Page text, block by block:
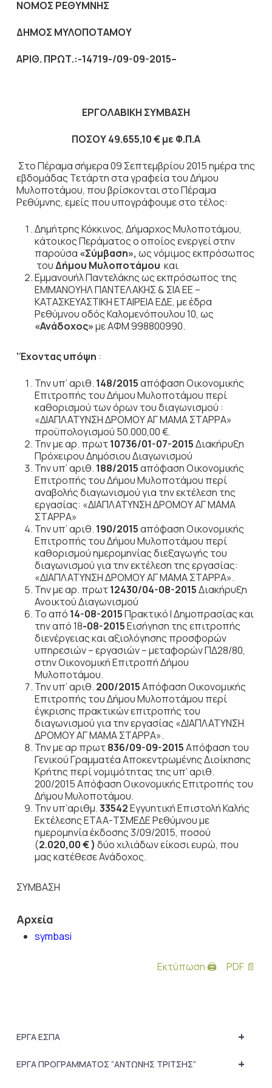
ΝΟΜΟΣ ΡΕΘΥΜΝΗΣ
ΔΗΜΟΣ ΜΥΛΟΠΟΤΑΜΟΥ
ΑΡΙΘ. ΠΡΩΤ.:-14719-/09-09-2015–
ΕΡΓΟΛΑΒΙΚΗ ΣΥΜΒΑΣΗ
ΠΟΣΟΥ49.655,10€ με Φ.Π.Α
Στο Πέραμα σήμερα 09 Σεπτεμβρίου 2015 ημέρα της
εβδομάδας Τετάρτη στα γραφεία του Δήμου
Μυλοποτάμου, που βρίσκονται στο Πέραμα
Ρεθύμνης, εμείς που υπογράφουμε στο τέλος:
Δημήτρης Κόκκινος, Δήμαρχος Μυλοποτάμου,
κάτοικος Περάματος ο οποίος ενεργεί στην
παρούσα «Σύμβαση», ως νόμιμος εκπρόσωπος
τουΔήμου Μυλοποτάμου και
Εμμανουήλ Παντελάκης ως εκπρόσωπος της
ΕΜΜΑΝΟΥΗΛ ΠΑΝΤΕΛΑΚΗΣ & ΣΙΑ ΕΕ –
ΚΑΤΑΣΚΕΥΑΣΤΙΚΗ ΕΤΑΙΡΕΙΑ ΕΔΕ, με έδρα
Ρεθύμνου οδός Καλομενόπουλου 10, ως
«Ανάδοχος»με ΑΦΜ 998800990.
‘Έχοντας υπόψη :
Την υπ’ αριθ. 148/2015απόφαση Οικονομικής
Επιτροπής του Δήμου Μυλοποτάμου περί
καθορισμού των όρων του διαγωνισμού :
«ΔΙΑΠΛΑΤΥΝΣΗ ΔΡΟΜΟΥ ΑΓ ΜΑΜΑ ΣΤΑΡΡΑ»
προϋπολογισμού 50.000,00 €.
Την με αρ. πρωτ10736/01-07-2015Διακήρυξη
Πρόχειρου Δημόσιου Διαγωνισμού
Την υπ’ αριθ. 188/2015απόφαση Οικονομικής
Επιτροπής του Δήμου Μυλοποτάμου περί
αναβολής διαγωνισμού για την εκτέλεση της
εργασίας: «ΔΙΑΠΛΑΤΥΝΣΗ ΔΡΟΜΟΥ ΑΓ ΜΑΜΑ
ΣΤΑΡΡΑ»
Την υπ’ αριθ. 190/2015απόφαση Οικονομικής
Επιτροπής του Δήμου Μυλοποτάμου περί
καθορισμού ημερομηνίας διεξαγωγής του
διαγωνισμού για την εκτέλεση της εργασίας:
«ΔΙΑΠΛΑΤΥΝΣΗ ΔΡΟΜΟΥ ΑΓ ΜΑΜΑ ΣΤΑΡΡΑ».
Την με αρ. πρωτ12430/04-08-2015Διακήρυξη
Ανοικτού Διαγωνισμού
Το από 14-08-2015Πρακτικό Ι Δημοπρασίας και
την από 18-08-2015Εισήγηση της επιτροπής
διενέργειας και αξιολόγησης προσφορών
υπηρεσιών – εργασιών – μεταφορών ΠΔ28/80,
στην Οικονομική Επιτροπή Δήμου
Μυλοποτάμου.
Την υπ’ αριθ. 200/2015Απόφαση Οικονομικής
Επιτροπής του Δήμου Μυλοποτάμου περί
έγκρισης πρακτικών επιτροπής του
διαγωνισμού για την εργασίας «ΔΙΑΠΛΑΤΥΝΣΗ
ΔΡΟΜΟΥ ΑΓ ΜΑΜΑ ΣΤΑΡΡΑ».
Την με αρ πρωτ836/09-09-2015Απόφαση του
Γενικού Γραμματέα Αποκεντρωμένης Διοίκησης
Κρήτης περί νομιμότητας της υπ’ αριθ.
200/2015 Απόφαση Οικονομικής Επιτροπής του
Δήμου Μυλοποτάμου.
Την υπ’αριθμ.33542Εγγυητική Επιστολή Καλής
Εκτέλεσης ΕΤΑΑ-ΤΣΜΕΔΕ Ρεθύμνου με
ημερομηνία έκδοσης 3/09/2015, ποσού
(2.020,00 € ) δύο χιλιάδων είκοσι ευρώ, που
μας κατέθεσε Ανάδοχος.
ΣΥΜΒΑΣΗ
Αρχεία
symbasi
Εκτύπωση 🖨 PDF 📄
+
ΕΡΓΑ ΕΣΠΑ
+
ΕΡΓΑ ΠΡΟΓΡΑΜΜΑΤΟΣ “ΑΝΤΩΝΗΣ ΤΡΙΤΣΗΣ”